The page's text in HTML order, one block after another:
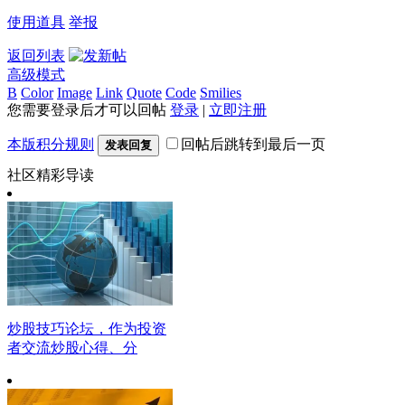
使用道具 举报
返回列表
高级模式
B Color Image Link Quote Code Smilies
您需要登录后才可以回帖 登录 | 立即注册
本版积分规则 发表回复
回帖后跳转到最后一页
社区精彩导读
炒股技巧论坛，作为投资
者交流炒股心得、分